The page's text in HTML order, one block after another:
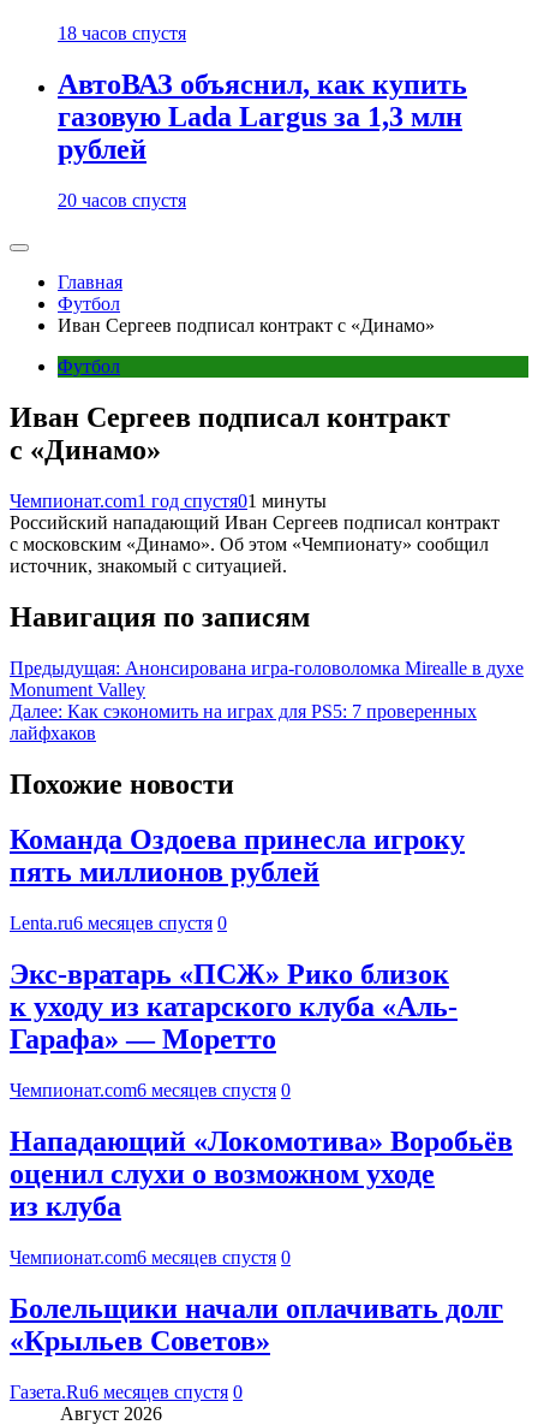
18 часов спустя
АвтоВАЗ объяснил, как купить
газовую Lada Largus за 1,3 млн
рублей
20 часов спустя
Главная
Футбол
Иван Сергеев подписал контракт с «Динамо»
Футбол
Иван Сергеев подписал контракт
с «Динамо»
Чемпионат.com1 год спустя01 минуты
Российский нападающий Иван Сергеев подписал контракт
с московским «Динамо». Об этом «Чемпионату» сообщил
источник, знакомый с ситуацией.
Навигация по записям
Предыдущая: Анонсирована игра-головоломка Mirealle в духе
Monument Valley
Далее: Как сэкономить на играх для PS5: 7 проверенных
лайфхаков
Похожие новости
Команда Оздоева принесла игроку
пять миллионов рублей
Lenta.ru6 месяцев спустя 0
Экс-вратарь «ПСЖ» Рико близок
к уходу из катарского клуба «Аль-
Гарафа» — Моретто
Чемпионат.com6 месяцев спустя 0
Нападающий «Локомотива» Воробьёв
оценил слухи о возможном уходе
из клуба
Чемпионат.com6 месяцев спустя 0
Болельщики начали оплачивать долг
«Крыльев Советов»
Газета.Ru6 месяцев спустя 0
Август 2026